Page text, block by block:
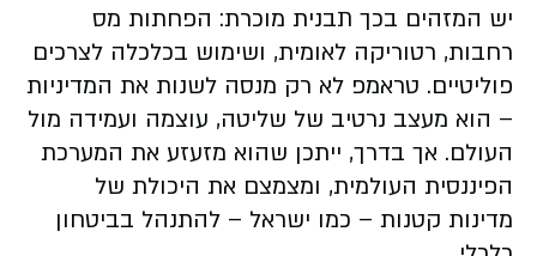
יש המזהים בכך תבנית מוכרת: הפחתות מס
רחבות, רטוריקה לאומית, ושימוש בכלכלה לצרכים
פוליטיים. טראמפ לא רק מנסה לשנות את המדיניות
– הוא מעצב נרטיב של שליטה, עוצמה ועמידה מול
העולם. אך בדרך, ייתכן שהוא מזעזע את המערכת
הפיננסית העולמית, ומצמצם את היכולת של
מדינות קטנות – כמו ישראל – להתנהל בביטחון